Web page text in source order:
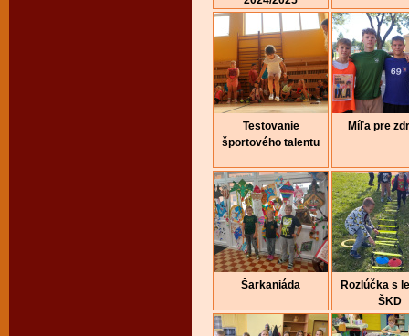
Testovanie
športového talentu
Míľa pre
Šarkaniáda
Rozlúčka s
ŠKD